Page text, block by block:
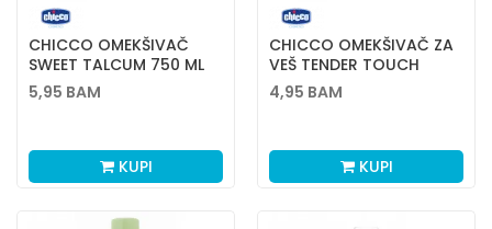
CHICCO OMEKŠIVAČ
SWEET TALCUM 750 ML
5,95 BAM
KUPI
CHICCO OMEKŠIVAČ ZA
VEŠ TENDER TOUCH
750ML
4,95 BAM
KUPI